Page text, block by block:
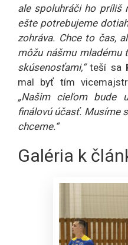
ale spoluhráči ho príliš
ešte potrebujeme
zohráva. Chce to čas,
môžu nášmu
skúsenosťami,“teší sa
mal byť tím
„Našim cieľom bude
finálovú účasť. Musíme
chceme.“
Galéria k